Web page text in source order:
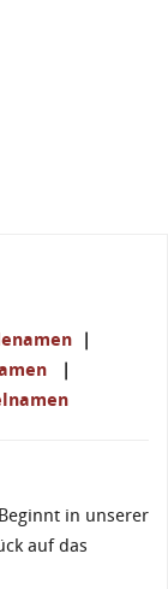
|
|
in unserer
auf das